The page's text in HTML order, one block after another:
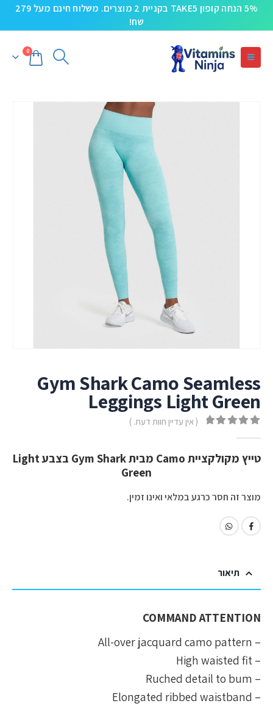
5% הנחה קופון TAKE5 בקניית 2 מוצרים. משלוח חינם מעל 279
שח!
0
Gym Shark Camo Seamless
Leggings Light Green
( אין עדיין חוות דעת. )
טייץ מקולקציית Camo מבית Gym Shark בצבע Light
Green
מוצר זה חסר כרגע במלאי ואינו זמין.
תיאור
COMMAND ATTENTION
– All-over jacquard camo pattern
– High waisted fit
– Ruched detail to bum
– Elongated ribbed waistband